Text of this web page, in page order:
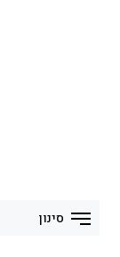
סינון